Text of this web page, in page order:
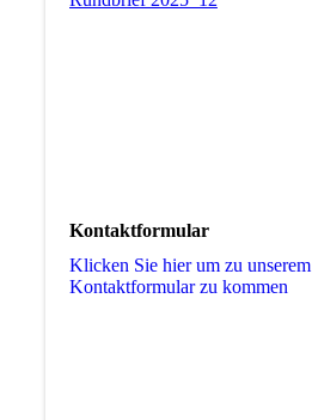
Kontaktformular
Klicken Sie hier um zu unserem
Kon­takt­for­mu­lar zu kommen